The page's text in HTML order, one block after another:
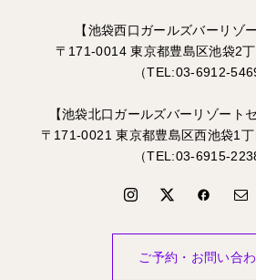
【池袋西口ガールズバーリゾ
〒171-0014 東京都豊島区池袋2
（TEL:03-6912-
【池袋北口ガールズバーリゾート
〒171-0021 東京都豊島区西池袋1
（TEL:03-6915-
ご予約・お問い合